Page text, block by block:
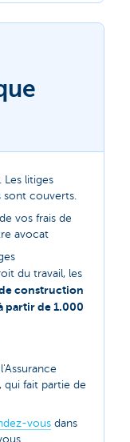
. Les litiges
sont couverts.
vos frais de
avocat
du travail, les
construction
partir de 1.000
qui fait partie de
vous dans